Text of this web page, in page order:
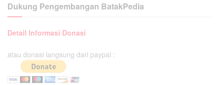
Dukung Pengembangan BatakPedia
Detail Informasi Donasi
atau donasi langsung dari paypal :